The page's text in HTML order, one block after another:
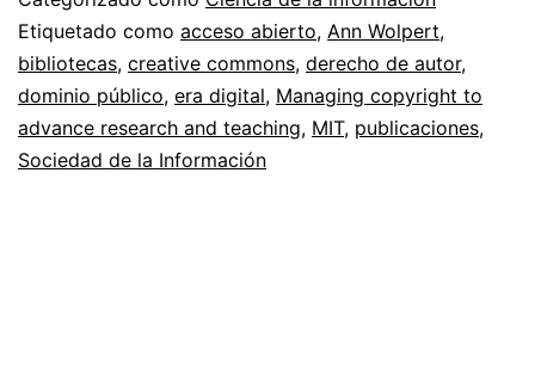
avanzar
en
la
investigación
Etiquetado como acceso abierto, Ann Wolpert,
bibliotecas, creative commons, derecho de autor,
dominio público, era digital, Managing copyright to
advance research and teaching, MIT, publicaciones,
Sociedad de la Información